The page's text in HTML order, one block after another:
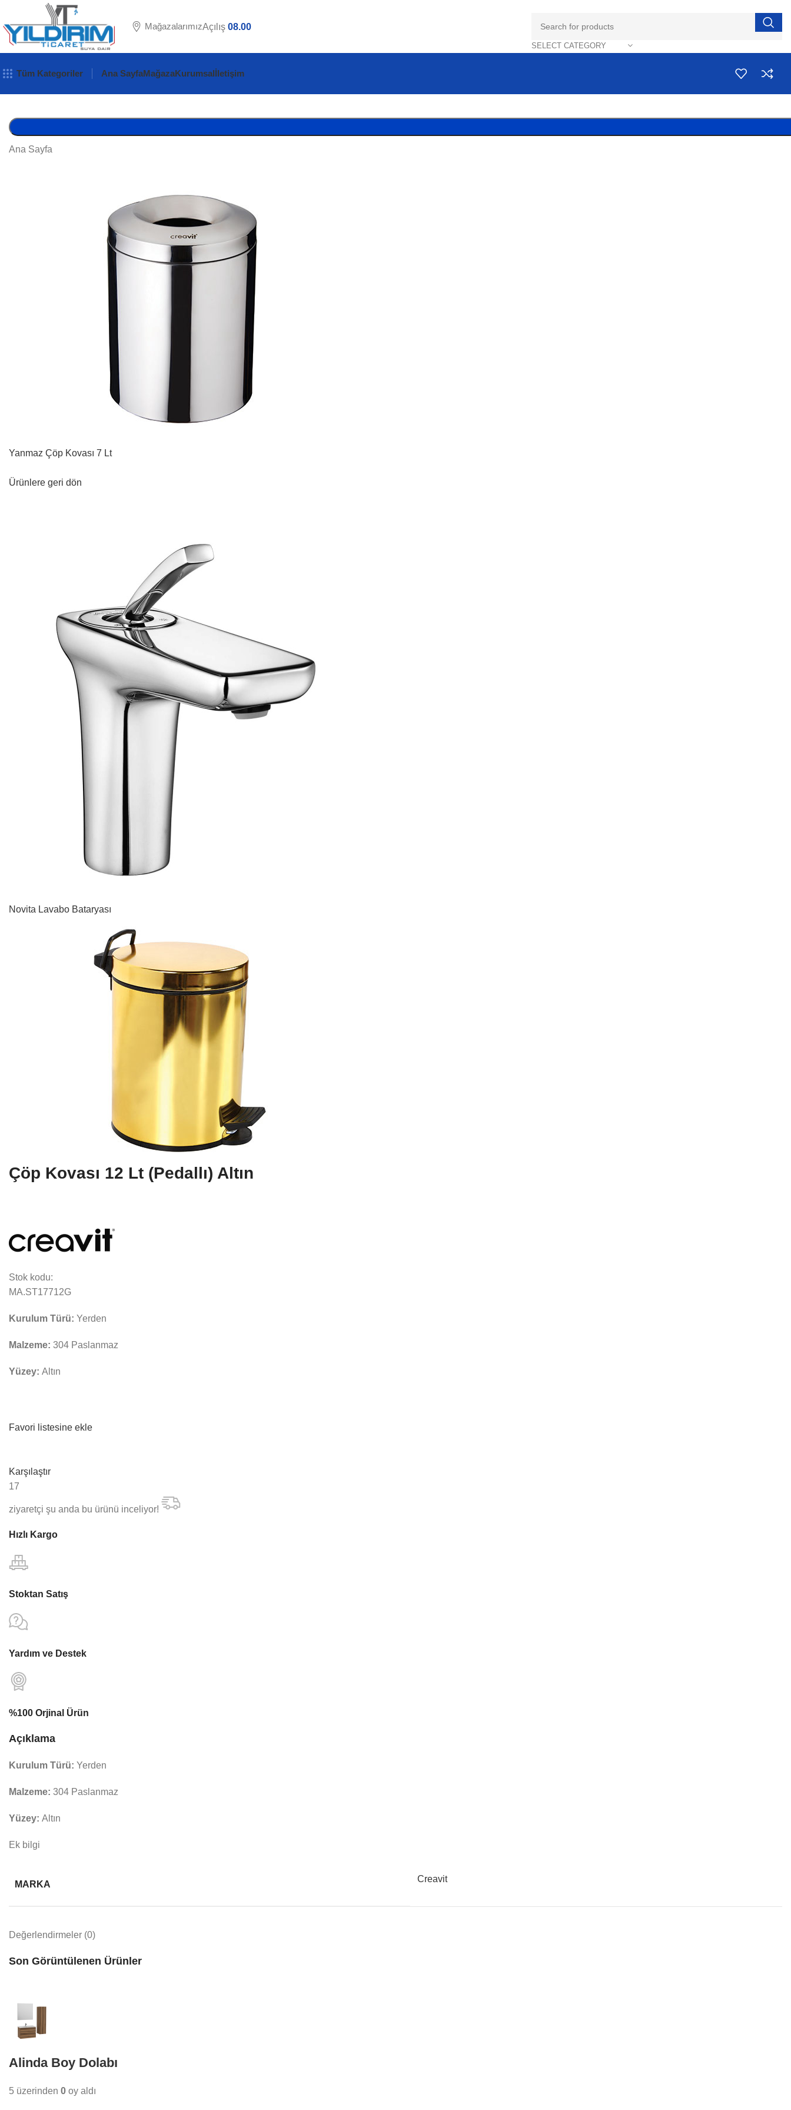
MağazalarımızAçılış 08.00
SELECT CATEGORY
Tüm Kategoriler Ana SayfaMağazaKurumsalİletişim
Ana Sayfa
Yanmaz Çöp Kovası 7 Lt
Ürünlere geri dön
Novita Lavabo Bataryası
Çöp Kovası 12 Lt (Pedallı) Altın
Stok kodu:
MA.ST17712G
Kurulum Türü: Yerden
Malzeme: 304 Paslanmaz
Yüzey: Altın
Favori listesine ekle
Karşılaştır
17
ziyaretçi şu anda bu ürünü inceliyor!
Hızlı Kargo
Stoktan Satış
Yardım ve Destek
%100 Orjinal Ürün
Açıklama
Kurulum Türü: Yerden
Malzeme: 304 Paslanmaz
Yüzey: Altın
Ek bilgi
MARKA
Creavit
Değerlendirmeler (0)
Son Görüntülenen Ürünler
Alinda Boy Dolabı
5 üzerinden 0 oy aldı